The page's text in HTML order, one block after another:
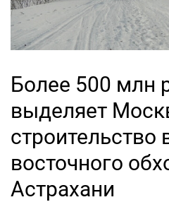
Более 500 млн
выделяет
строительство
восточного
Астрахани